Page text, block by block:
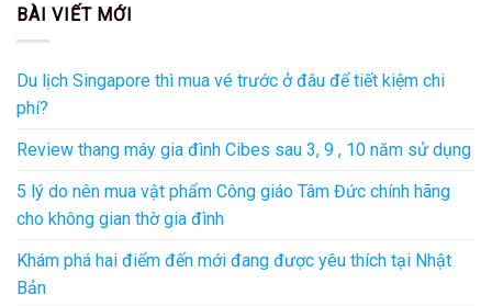
BÀI VIẾT MỚI
Du lịch Singapore thì mua vé trước ở đâu để tiết kiệm chi
phí?
Review thang máy gia đình Cibes sau 3, 9 , 10 năm sử dụng
5 lý do nên mua vật phẩm Công giáo Tâm Đức chính hãng
cho không gian thờ gia đình
Khám phá hai điểm đến mới đang được yêu thích tại Nhật
Bản